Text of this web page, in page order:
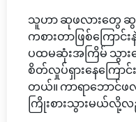
သူဟာ ဆုဖလားတွေ ဆွ
ကစားတာဖြစ်ကြော
ပထမဆုံးအကြိမ် သွား
စိတ်လှုပ်ရှားနေကြောင်
တယ်။ ကာရာဘောင်ဖ
ကြိုးစားသွားမယ်